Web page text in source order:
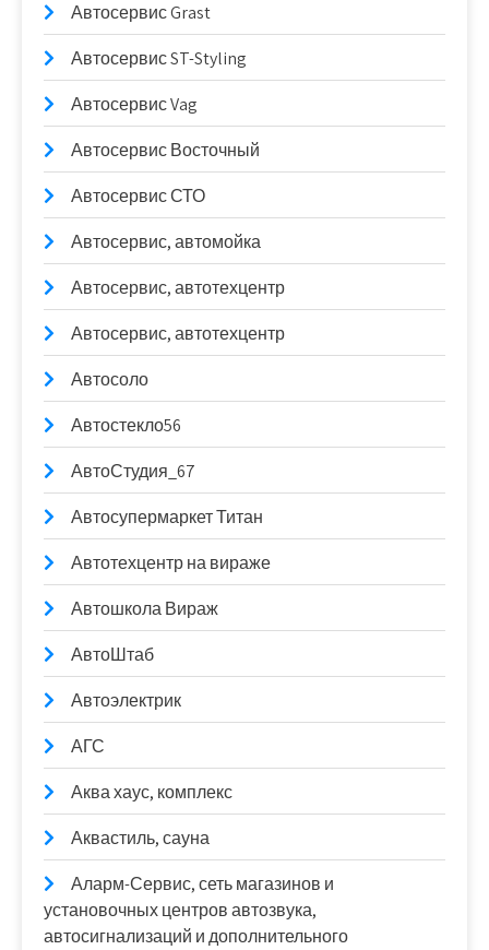
Автосервис Grast
Автосервис ST-Styling
Автосервис Vag
Автосервис Восточный
Автосервис СТО
Автосервис, автомойка
Автосервис, автотехцентр
Автосервис, автотехцентр
Автосоло
Автостекло56
АвтоСтудия_67
Автосупермаркет Титан
Автотехцентр на вираже
Автошкола Вираж
АвтоШтаб
Автоэлектрик
АГС
Аква хаус, комплекс
Аквастиль, сауна
Аларм-Сервис, сеть магазинов и
установочных центров автозвука,
автосигнализаций и дополнительного